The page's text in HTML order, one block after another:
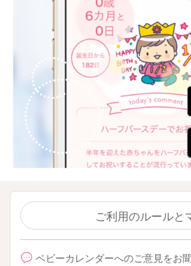
ご利用のルールと
ベビーカレンダーへのご意見をお